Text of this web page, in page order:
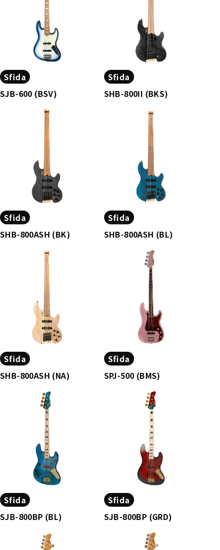
Sfida
SJB-600 (BSV)
Sfida
SHB-800II (BKS)
Sfida
SHB-800ASH (BK)
Sfida
SHB-800ASH (BL)
Sfida
SHB-800ASH (NA)
Sfida
SPJ-500 (BMS)
Sfida
SJB-800BP (BL)
Sfida
SJB-800BP (GRD)